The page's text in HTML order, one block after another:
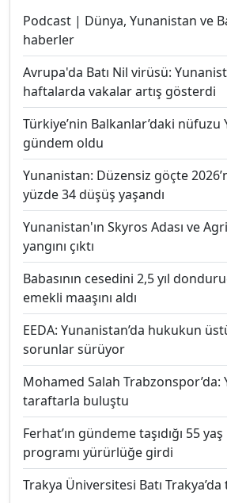
Podcast | Dünya, Yunanistan ve
haberler
Avrupa'da Batı Nil virüsü:
haftalarda vakalar artış gösterdi
Türkiye’nin Balkanlar’daki nüfuzu
gündem oldu
Yunanistan: Düzensiz göçte
yüzde 34 düşüş yaşandı
Yunanistan'ın Skyros Adası ve
yangını çıktı
Babasının cesedini 2,5 yıl
emekli maaşını aldı
EEDA: Yunanistan’da hukukun
sorunlar sürüyor
Mohamed Salah Trabzonspor’da:
taraftarla buluştu
Ferhat’ın gündeme taşıdığı 55
programı yürürlüğe girdi
Trakya Üniversitesi Batı Trakya’da